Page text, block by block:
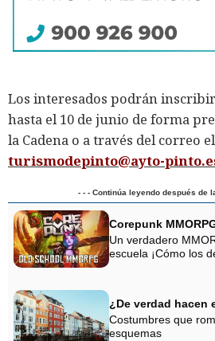
Los interesados podrán
hasta el 10 de junio de forma
la Cadena o a través del correo
turismodepinto@ayto-
- - - Continúa leyendo después de
Corepunk
Un verdadero
escuela ¡Cómo los
¿De verdad hacen
Costumbres que
esquemas